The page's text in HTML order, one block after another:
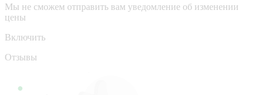
Мы не сможем отправить вам уведомление об изменении
цены
Включить
Отзывы